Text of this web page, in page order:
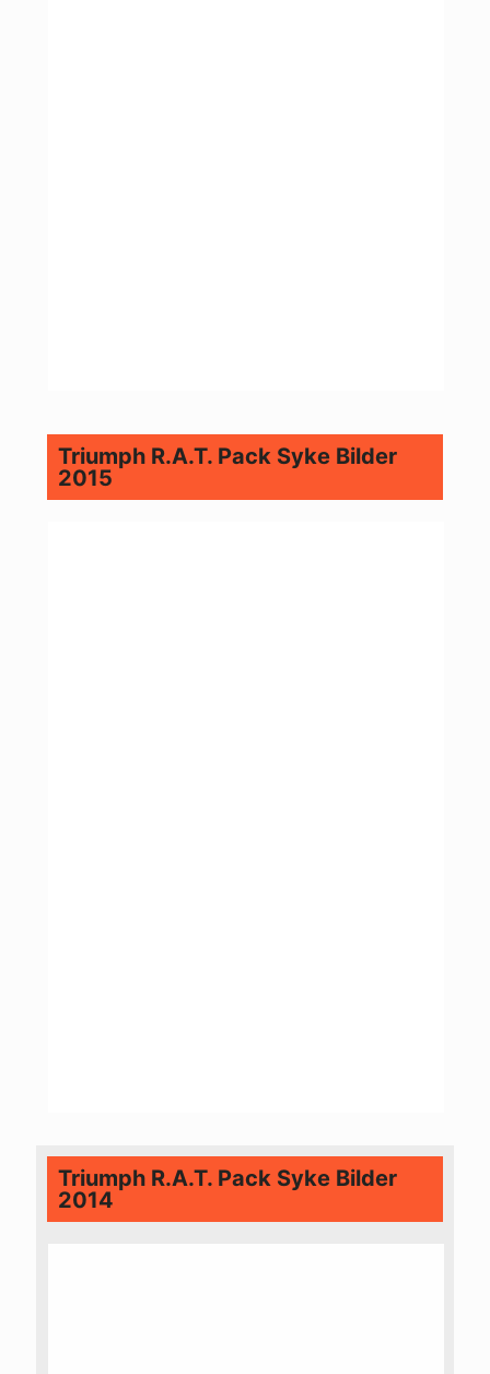
Triumph R.A.T. Pack Syke Bilder
2015
Triumph R.A.T. Pack Syke Bilder
2014